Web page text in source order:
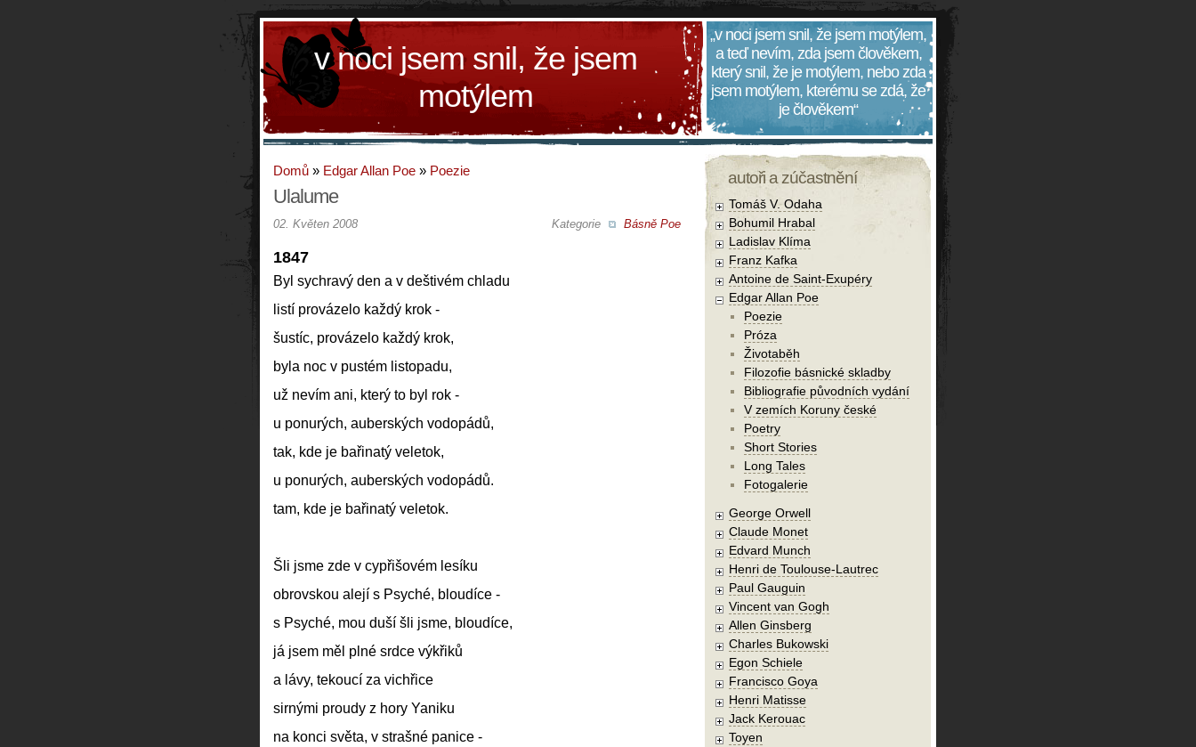
v noci jsem snil, že jsem
motýlem
„v noci jsem snil, že jsem motýlem,
a teď nevím, zda jsem člověkem,
který snil, že je motýlem, nebo zda
jsem motýlem, kterému se zdá, že
je člověkem“
Domů » Edgar Allan Poe » Poezie
Ulalume
Kategorie Básně Poe
02. Květen 2008
1847
Byl sychravý den a v deštivém chladu
listí provázelo každý krok -
šustíc, provázelo každý krok,
byla noc v pustém listopadu,
už nevím ani, který to byl rok -
u ponurých, auberských vodopádů,
tak, kde je bařinatý veletok,
u ponurých, auberských vodopádů.
tam, kde je bařinatý veletok.
Šli jsme zde v cypřišovém lesíku
obrovskou alejí s Psyché, bloudíce -
s Psyché, mou duší šli jsme, bloudíce,
já jsem měl plné srdce výkřiků
a lávy, tekoucí za vichřice
sirnými proudy z hory Yaniku
na konci světa, v strašné panice -
autoři a zúčastnění
Tomáš V. Odaha
Bohumil Hrabal
Ladislav Klíma
Franz Kafka
Antoine de Saint-Exupéry
Edgar Allan Poe
Poezie
Próza
Životaběh
Filozofie básnické skladby
Bibliografie původních vydání
V zemích Koruny české
Poetry
Short Stories
Long Tales
Fotogalerie
George Orwell
Claude Monet
Edvard Munch
Henri de Toulouse-Lautrec
Paul Gauguin
Vincent van Gogh
Allen Ginsberg
Charles Bukowski
Egon Schiele
Francisco Goya
Henri Matisse
Jack Kerouac
Toyen